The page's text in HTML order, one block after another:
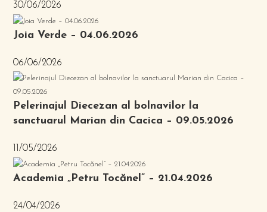
30/06/2026
Joia Verde – 04.06.2026
06/06/2026
Pelerinajul Diecezan al bolnavilor la
sanctuarul Marian din Cacica – 09.05.2026
11/05/2026
Academia „Petru Tocănel” – 21.04.2026
24/04/2026